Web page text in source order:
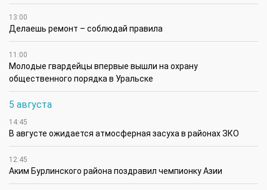
13:00
Делаешь ремонт – соблюдай правила
11:00
Молодые гвардейцы впервые вышли на охрану
общественного порядка в Уральске
5 августа
14:45
В августе ожидается атмосферная засуха в районах ЗКО
12:45
Аким Бурлинского района поздравил чемпионку Азии